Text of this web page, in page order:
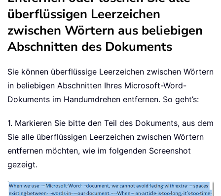
überflüssigen Leerzeichen
zwischen Wörtern aus beliebigen
Abschnitten des Dokuments
Sie können überflüssige Leerzeichen zwischen Wörtern
in beliebigen Abschnitten Ihres Microsoft-Word-
Dokuments im Handumdrehen entfernen. So geht’s:
1. Markieren Sie bitte den Teil des Dokuments, aus dem
Sie alle überflüssigen Leerzeichen zwischen Wörtern
entfernen möchten, wie im folgenden Screenshot
gezeigt.